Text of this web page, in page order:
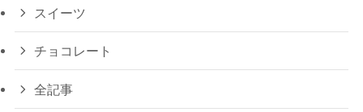
スイーツ
チョコレート
全記事